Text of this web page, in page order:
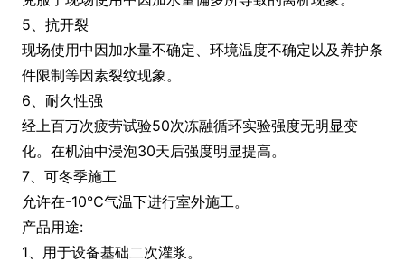
5、抗开裂
现场使用中因加水量不确定、环境温度不确定以及养护条
件限制等因素裂纹现象。
6、耐久性强
经上百万次疲劳试验50次冻融循环实验强度无明显变
化。在机油中浸泡30天后强度明显提高。
7、可冬季施工
允许在-10℃气温下进行室外施工。
产品用途:
1、用于设备基础二次灌浆。